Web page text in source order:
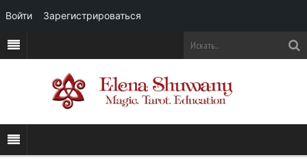
Войти Зарегистрироваться